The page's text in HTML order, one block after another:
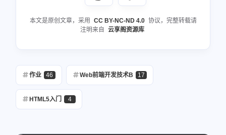
本文是原创文章，采用 CC BY-NC-ND 4.0 协议，完整转载请
注明来自 云享阁资源库
作业 46 Web前端开发技术B 17
HTML5入门 4